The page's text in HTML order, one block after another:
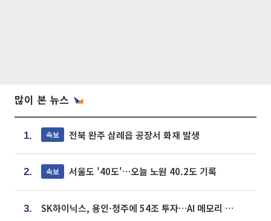
많이 본 뉴스
1. 속보 전북 완주 삼례읍 공장서 화재 발생
2. 속보 서울도 '40도'…오늘 노원 40.2도 기록
3. SK하이닉스, 용인·청주에 54조 투자…AI 메모리 생산기지 키운다